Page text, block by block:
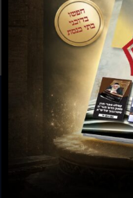
20.00 – ₪ 30.00